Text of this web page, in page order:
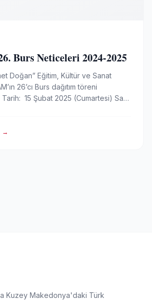
Burs Neticeleri 2024-2025
Doğan” Eğitim, Kültür ve Sanat
26’cı Burs dağıtım töreni
15 Şubat 2025 (Cumartesi) Saat:
→
Kuzey Makedonya'daki Türk